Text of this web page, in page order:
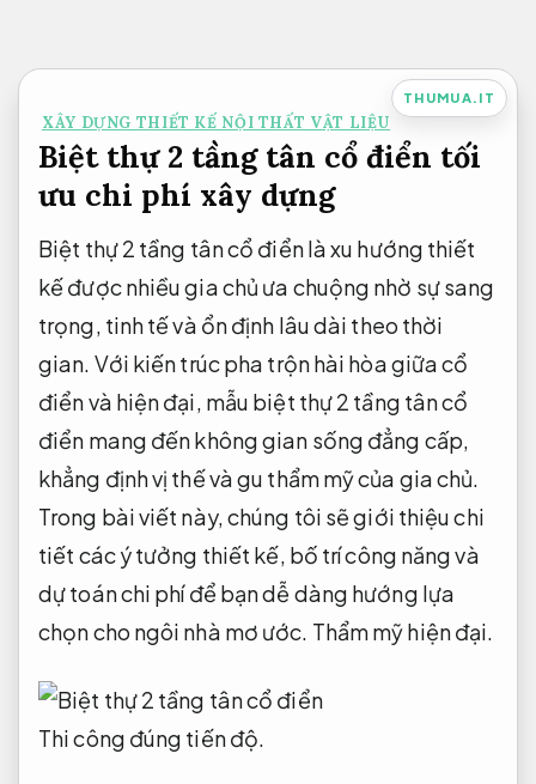
nội
dung
THUMUA.IT
XÂY DỰNG THIẾT KẾ NỘI THẤT VẬT LIỆU
Biệt thự 2 tầng tân cổ điển tối
ưu chi phí xây dựng
Biệt thự 2 tầng tân cổ điển là xu hướng thiết
kế được nhiều gia chủ ưa chuộng nhờ sự sang
trọng, tinh tế và ổn định lâu dài theo thời
gian. Với kiến trúc pha trộn hài hòa giữa cổ
điển và hiện đại, mẫu biệt thự 2 tầng tân cổ
điển mang đến không gian sống đẳng cấp,
khẳng định vị thế và gu thẩm mỹ của gia chủ.
Trong bài viết này, chúng tôi sẽ giới thiệu chi
tiết các ý tưởng thiết kế, bố trí công năng và
dự toán chi phí để bạn dễ dàng hướng lựa
chọn cho ngôi nhà mơ ước. Thẩm mỹ hiện đại.
Thi công đúng tiến độ.